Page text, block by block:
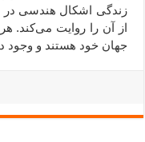
زندگی اشکال هندسی در
از آن را روایت‌ می‌کند.
جهان خود هستند و وجود